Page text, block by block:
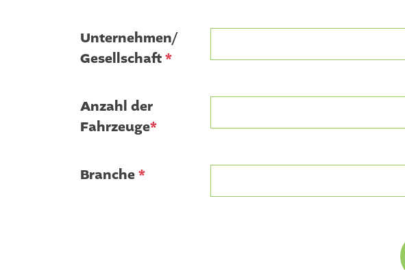
Unternehmen/
Gesellschaft*
Anzahl der
Fahrzeuge*
Branche*